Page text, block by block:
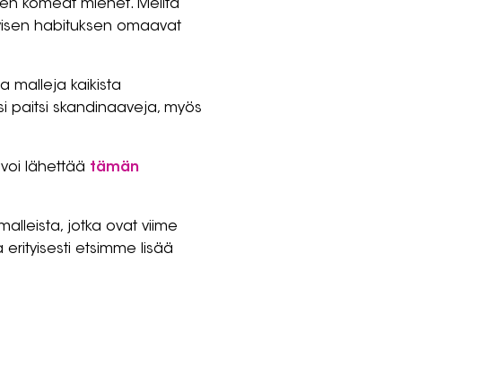
komeat miehet. Meiltä
habituksen omaavat
malleja kaikista
paitsi skandinaaveja, myös
lähettää tämän
jotka ovat viime
erityisesti etsimme lisää